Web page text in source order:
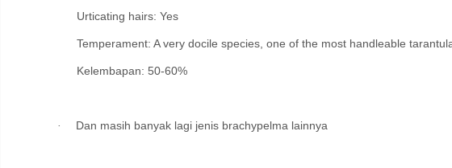
Urticating hairs: Yes
Temperament: A very docile species, one of the most handleable
Kelembapan: 50-60%
· Dan masih banyak lagi jenis brachypelma lainnya